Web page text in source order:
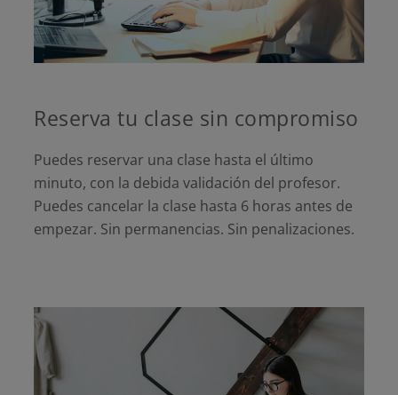
Reserva tu clase sin compromiso
Puedes reservar una clase hasta el último
minuto, con la debida validación del profesor.
Puedes cancelar la clase hasta 6 horas antes de
empezar. Sin permanencias. Sin penalizaciones.